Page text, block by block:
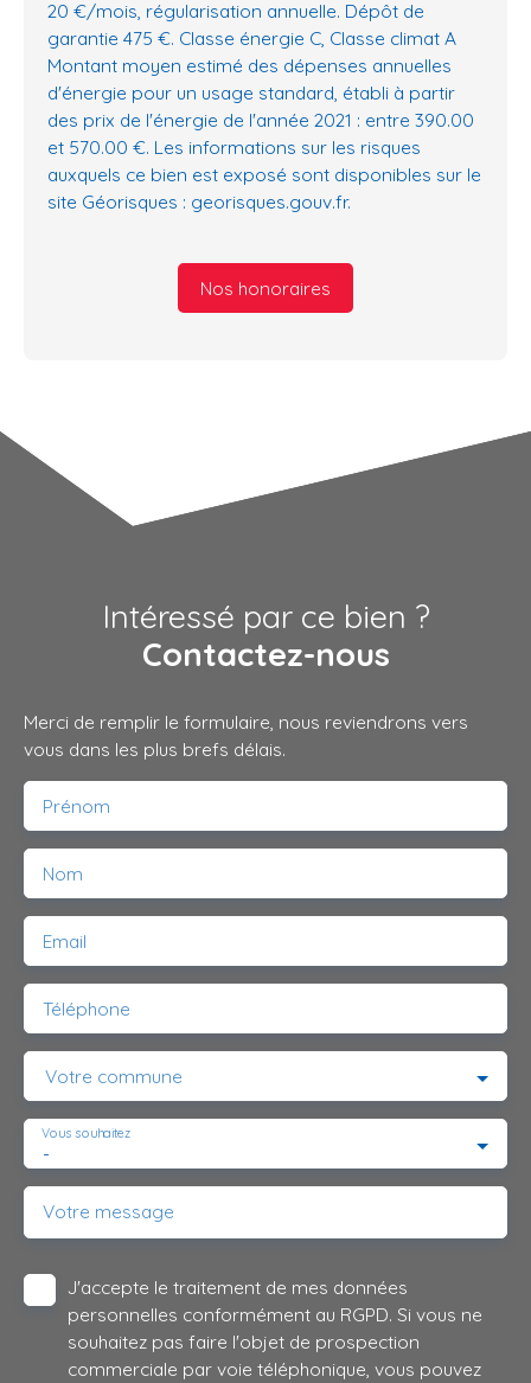
20 €/mois, régularisation annuelle. Dépôt de
garantie 475 €. Classe énergie C, Classe climat A
Montant moyen estimé des dépenses annuelles
d'énergie pour un usage standard, établi à partir
des prix de l'énergie de l'année 2021 : entre 390.00
et 570.00 €. Les informations sur les risques
auxquels ce bien est exposé sont disponibles sur le
site Géorisques : georisques.gouv.fr.
Nos honoraires
Intéressé par ce bien ?
Contactez-nous
Merci de remplir le formulaire, nous reviendrons vers
vous dans les plus brefs délais.
Prénom
Nom
Email
Téléphone
Votre commune
-
Vous souhaitez
Votre message
J'accepte le traitement de mes données
personnelles conformément au RGPD. Si vous ne
souhaitez pas faire l'objet de prospection
commerciale par voie téléphonique, vous pouvez